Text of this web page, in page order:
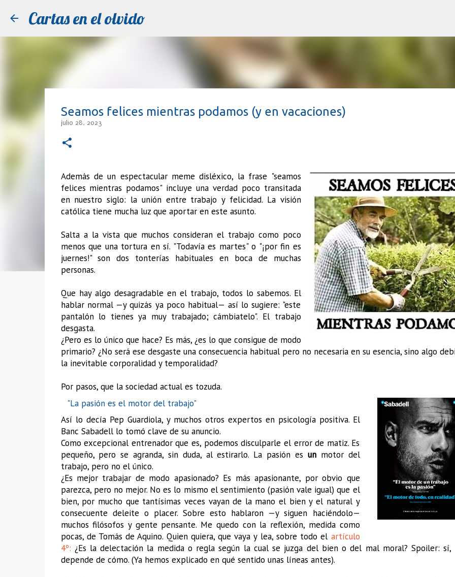
Cartas en el olvido
Seamos felices mientras podamos (y en vacaciones)
julio 28, 2023
Además de un espectacular meme disléxico, la frase "seamos
felices mientras podamos" incluye una verdad poco transitada
en nuestro siglo: la unión entre trabajo y felicidad. La visión
católica tiene mucha luz que aportar en este asunto.
Salta a la vista que muchos consideran el trabajo como poco
menos que una tortura en sí. "Todavía es martes" o "¡por fin es
juernes!" son dos tonterías habituales en boca de muchas
personas.
Que hay algo desagradable en el trabajo, todos lo sabemos. El
hablar normal —y quizás ya poco habitual— así lo sugiere: "este
pantalón lo tienes ya muy trabajado; cámbiatelo". El trabajo
desgasta.
¿Pero es lo único que hace? Es más, ¿es lo que consigue de modo
primario? ¿No será ese desgaste una consecuencia habitual pero no necesaria en su esencia, sino algo
la inevitable corporalidad y temporalidad?
Por pasos, que la sociedad actual es tozuda.
"La pasión es el motor del trabajo"
Así lo decía Pep Guardiola, y muchos otros expertos en psicología positiva. El
Banc Sabadell lo tomó clave de su anuncio.
Como excepcional entrenador que es, podemos disculparle el error de matiz. Es
pequeño, pero se agranda, sin duda, al estirarlo. La pasión es unmotor del
trabajo, pero no el único.
¿Es mejor trabajar de modo apasionado? Es más apasionante, por obvio que
parezca, pero no mejor. No es lo mismo el sentimiento (pasión vale igual) que el
bien, por mucho que tantísimas veces vayan de la mano el bien y el natural y
consecuente deleite o placer. Sobre esto hablaron —y siguen haciéndolo—
muchos filósofos y gente pensante. Me quedo con la reflexión, medida como
pocas, de Tomás de Aquino. Quien quiera, que vaya y lea, sobre todo el artículo
4º: ¿Es la delectación la medida o regla según la cual se juzga del bien o del mal moral? Spoiler: sí,
depende de cómo. (Ya hemos explicado en qué sentido unas líneas antes).